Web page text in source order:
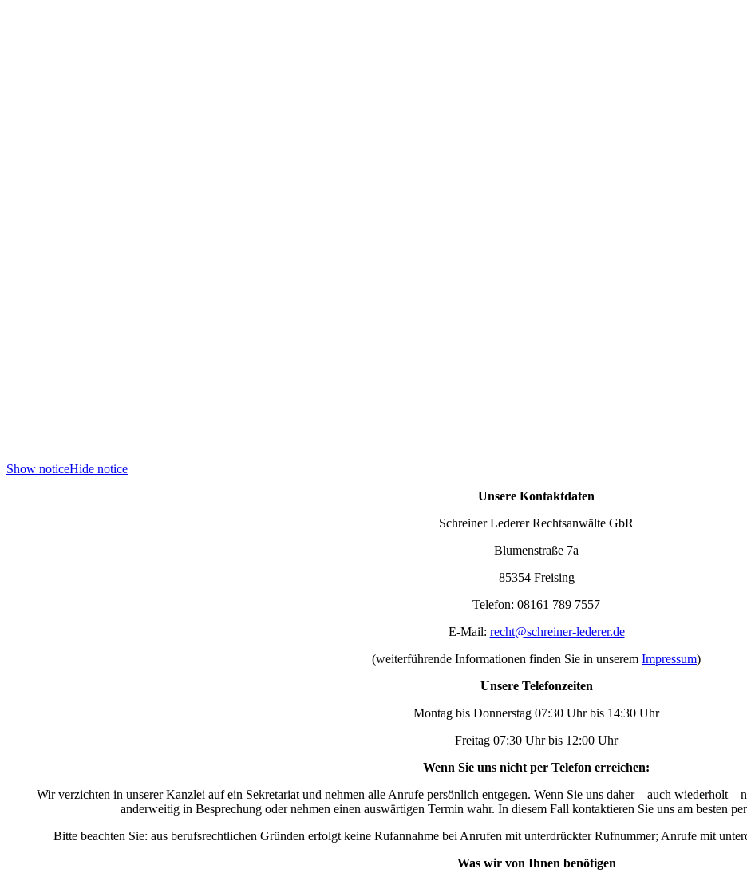
Show noticeHide notice
Unsere Kontaktdaten
Schreiner Lederer Rechtsanwälte GbR
Blumenstraße 7a
85354 Freising
Telefon: 08161 789 7557
E-Mail: recht@schreiner-lederer.de
(weiterführende Informationen finden Sie in unserem Impressum)
Unsere Telefonzeiten
Montag bis Donnerstag 07:30 Uhr bis 14:30 Uhr
Freitag 07:30 Uhr bis 12:00 Uhr
Wenn Sie uns nicht per Telefon erreichen:
Wir verzichten in unserer Kanzlei auf ein Sekretariat und nehmen alle Anrufe persönlich entgegen. Wenn Sie uns daher – auch wiederholt –
anderweitig in Besprechung oder nehmen einen auswärtigen Termin wahr. In diesem Fall kontaktieren Sie uns am besten
Bitte beachten Sie: aus berufsrechtlichen Gründen erfolgt keine Rufannahme bei Anrufen mit unterdrückter Rufnummer; Anrufe mit
Was wir von Ihnen benötigen